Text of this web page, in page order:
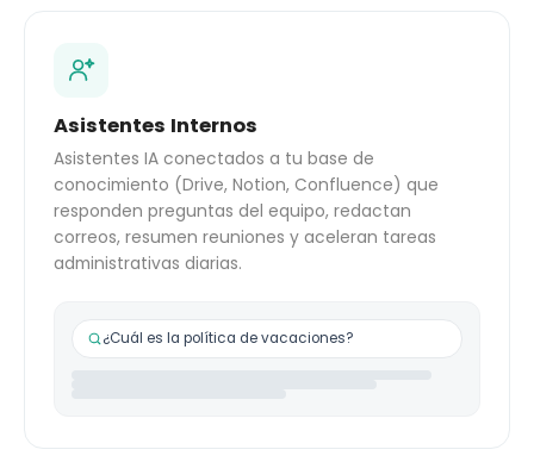
Asistentes Internos
Asistentes IA conectados a tu base de
conocimiento (Drive, Notion, Confluence) que
responden preguntas del equipo, redactan
correos, resumen reuniones y aceleran tareas
administrativas diarias.
¿Cuál es la política de vacaciones?